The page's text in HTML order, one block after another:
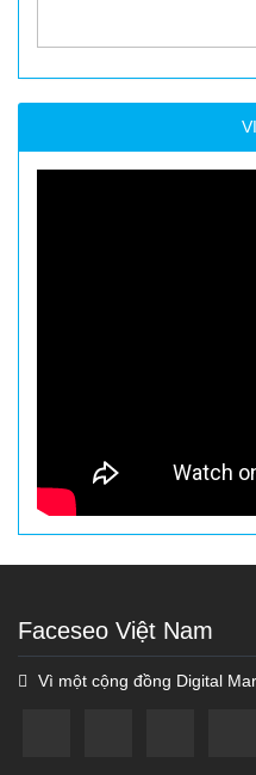
Faceseo Việt Nam
Vì một cộng đồng Digital